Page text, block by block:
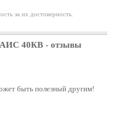
за их достоверность.
АИС 40КВ - отзывы
быть полезный другим!